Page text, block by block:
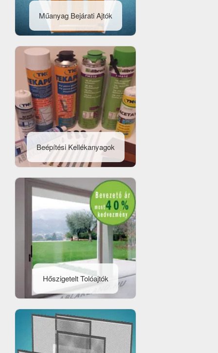
Műanyag Bejárati Ajtók
Beépítési Kellékanyagok
Hőszigetelt Tolóajtók